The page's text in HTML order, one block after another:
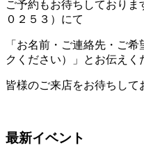
ご予約もお待ちしており
０２５３）にて
「お名前・ご連絡先・ご
クください）」とお伝えく
皆様のご来店をお待ちして
最新イベント